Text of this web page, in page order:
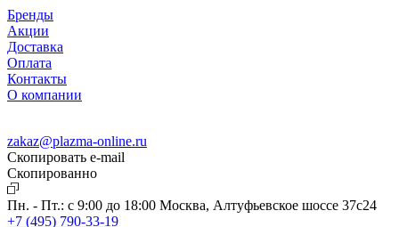
Бренды
Акции
Доставка
Оплата
Контакты
О компании
zakaz@plazma-online.ru
Скопировать e-mail
Cкопированно
Пн. - Пт.: с 9:00 до 18:00 Москва, Алтуфьевское шоссе 37с24
+7 (495) 790-33-19